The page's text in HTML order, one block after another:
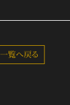
一覧へ戻る